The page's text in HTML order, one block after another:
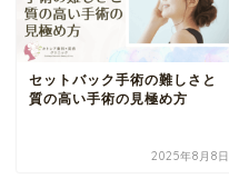
セットバック手術の難しさと
質の高い手術の見極め方
2025年8月8日